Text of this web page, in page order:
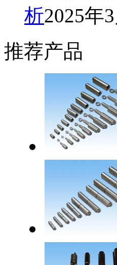
析2025年
推荐产品